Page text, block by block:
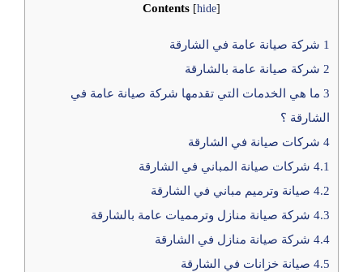
Contents [hide]
1 شركة صيانة عامة في الشارقة
2 شركة صيانة عامة بالشارقة
3 ما هي الخدمات التي تقدمها شركة صيانة عامة في
الشارقة ؟
4 شركات صيانة في الشارقة
4.1 شركات صيانة المباني في الشارقة
4.2 صيانة وترميم مباني في الشارقة
4.3 شركة صيانة منازل وترمميات عامة بالشارقة
4.4 شركة صيانة منازل في الشارقة
4.5 صيانة خزانات في الشارقة